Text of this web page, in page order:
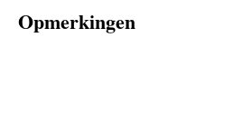
Opmerkingen